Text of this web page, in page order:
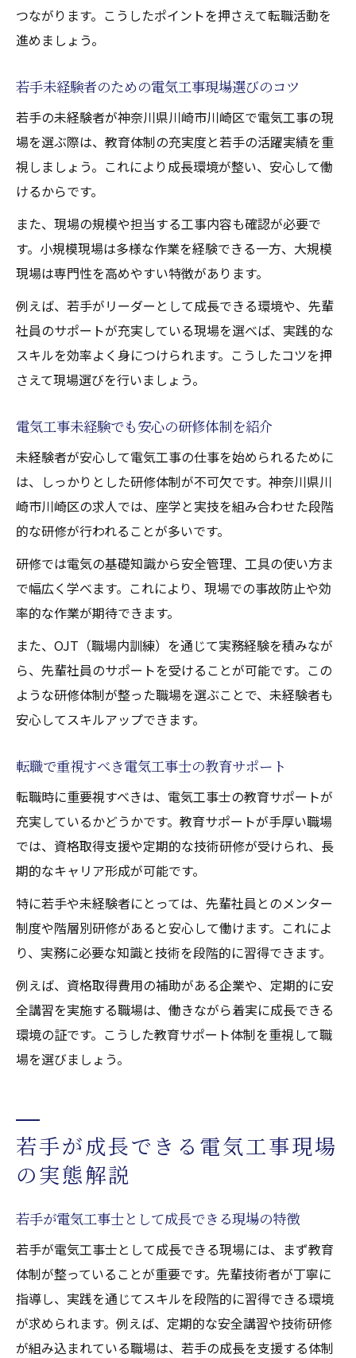
つながります。こうしたポイントを押さえて転職活動を
進めましょう。
若手未経験者のための電気工事現場選びのコツ
若手の未経験者が神奈川県川崎市川崎区で電気工事の現
場を選ぶ際は、教育体制の充実度と若手の活躍実績を重
視しましょう。これにより成長環境が整い、安心して働
けるからです。
また、現場の規模や担当する工事内容も確認が必要で
す。小規模現場は多様な作業を経験できる一方、大規模
現場は専門性を高めやすい特徴があります。
例えば、若手がリーダーとして成長できる環境や、先輩
社員のサポートが充実している現場を選べば、実践的な
スキルを効率よく身につけられます。こうしたコツを押
さえて現場選びを行いましょう。
電気工事未経験でも安心の研修体制を紹介
未経験者が安心して電気工事の仕事を始められるために
は、しっかりとした研修体制が不可欠です。神奈川県川
崎市川崎区の求人では、座学と実技を組み合わせた段階
的な研修が行われることが多いです。
研修では電気の基礎知識から安全管理、工具の使い方ま
で幅広く学べます。これにより、現場での事故防止や効
率的な作業が期待できます。
また、OJT（職場内訓練）を通じて実務経験を積みなが
ら、先輩社員のサポートを受けることが可能です。この
ような研修体制が整った職場を選ぶことで、未経験者も
安心してスキルアップできます。
転職で重視すべき電気工事士の教育サポート
転職時に重要視すべきは、電気工事士の教育サポートが
充実しているかどうかです。教育サポートが手厚い職場
では、資格取得支援や定期的な技術研修が受けられ、長
期的なキャリア形成が可能です。
特に若手や未経験者にとっては、先輩社員とのメンター
制度や階層別研修があると安心して働けます。これによ
り、実務に必要な知識と技術を段階的に習得できます。
例えば、資格取得費用の補助がある企業や、定期的に安
全講習を実施する職場は、働きながら着実に成長できる
環境の証です。こうした教育サポート体制を重視して職
場を選びましょう。
若手が成長できる電気工事現場
の実態解説
若手が電気工事士として成長できる現場の特徴
若手が電気工事士として成長できる現場には、まず教育
体制が整っていることが重要です。先輩技術者が丁寧に
指導し、実践を通じてスキルを段階的に習得できる環境
が求められます。例えば、定期的な安全講習や技術研修
が組み込まれている職場は、若手の成長を支援する体制